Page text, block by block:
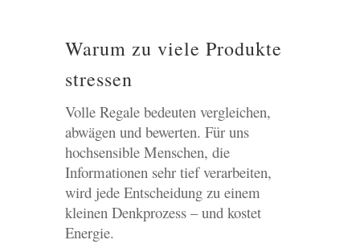
Warum zu viele Produkte
stressen
Volle Regale bedeuten vergleichen,
abwägen und bewerten. Für uns
hochsensible Menschen, die
Informationen sehr tief verarbeiten,
wird jede Entscheidung zu einem
kleinen Denkprozess – und kostet
Energie.